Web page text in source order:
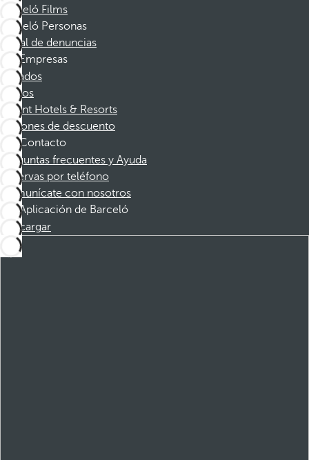
Barceló Films
Barceló Personas
Canal de denuncias
Empresas
Afiliados
Socios
Dorint Hotels & Resorts
Cupones de descuento
Contacto
Preguntas frecuentes y Ayuda
Reservas por teléfono
Comunícate con nosotros
Aplicación de Barceló
Descargar